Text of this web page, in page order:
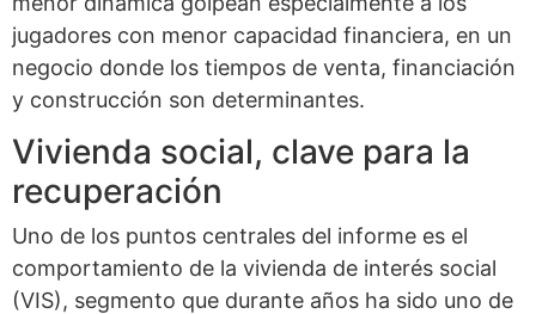
jugadores con menor capacidad financiera, en un
negocio donde los tiempos de venta, financiación
y construcción son determinantes.
Vivienda social, clave para la
recuperación
Uno de los puntos centrales del informe es el
comportamiento de la vivienda de interés social
(VIS), segmento que durante años ha sido uno de